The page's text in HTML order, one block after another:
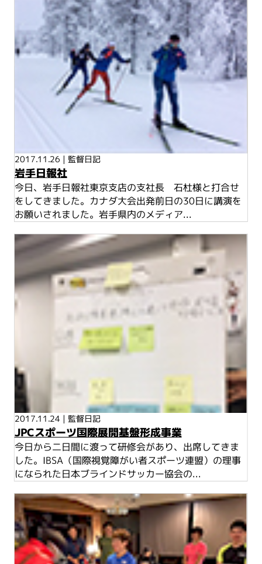
2017.11.26 | 監督日記
岩手日報社
今日、岩手日報社東京支店の支社長 石杜様と打合せ
をしてきました。カナダ大会出発前日の30日に講演を
お願いされました。岩手県内のメディア...
2017.11.24 | 監督日記
JPCスポーツ国際展開基盤形成事業
今日から二日間に渡って研修会があり、出席してきま
した。IBSA（国際視覚障がい者スポーツ連盟）の理事
になられた日本ブラインドサッカー協会の...